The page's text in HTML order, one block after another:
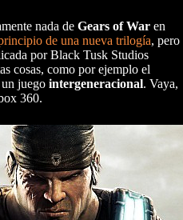
nada de Gears of War en
de una nueva trilogía, pero
por Black Tusk Studios
cosas, como por ejemplo el
juego intergeneracional. Vaya,
360.